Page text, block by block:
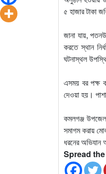
৫ হাজার টাকা
জানা যায়,
করতে স্থান
ঘটনাস্থল
এসময় বর পক্ষ
দেওয়া হয়।
কমলগঞ্জ
সমাগম করায়
ধরনের অভিযান
Spread